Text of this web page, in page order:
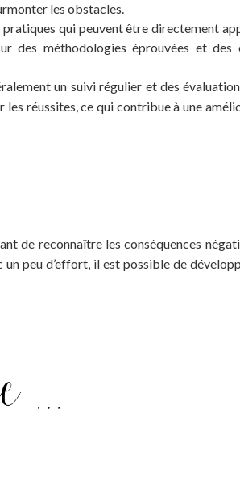
les obstacles.
qui peuvent être directement
des méthodologies éprouvées et des
un suivi régulier et des
les réussites, ce qui contribue à une
de reconnaître les conséquences
un peu d’effort, il est possible de